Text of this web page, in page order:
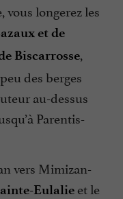
vous longerez les
et de
Biscarrosse,
des berges
au-dessus
Parentis-
vers Mimizan-
Eulalie et le